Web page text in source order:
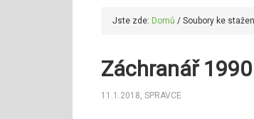
Jste zde: Domů / Soubory ke
Záchranář
11.1.2018, SPRAVCE